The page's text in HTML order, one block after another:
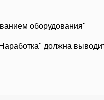
оборудования"
должна